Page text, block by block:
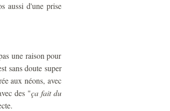
aussi d'une prise
une raison pour
sans doute super
aux néons, avec
des "ça fait du